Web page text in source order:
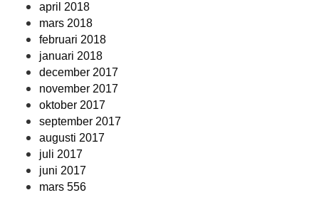
april 2018
mars 2018
februari 2018
januari 2018
december 2017
november 2017
oktober 2017
september 2017
augusti 2017
juli 2017
juni 2017
mars 556